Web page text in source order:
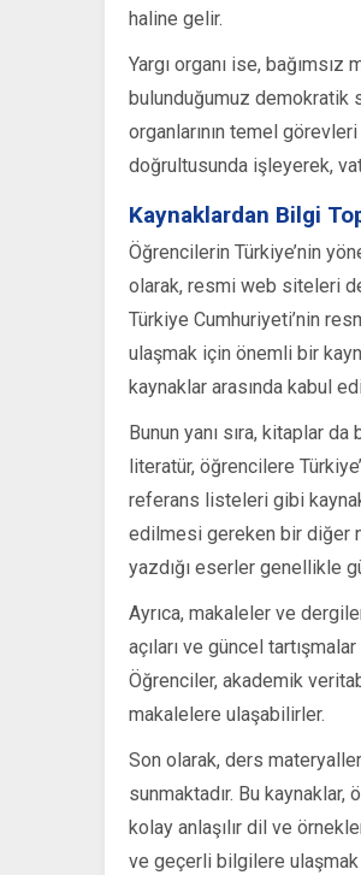
haline gelir.
Yargı organı ise,
bulunduğumuz demokratik
organlarının temel
doğrultusunda işleyerek,
Kaynaklardan Bilgi
Öğrencilerin Türkiye’nin
olarak, resmi web siteleri
Türkiye Cumhuriyeti’nin
ulaşmak için önemli bir
kaynaklar arasında kabul
Bunun yanı sıra, kitaplar
literatür, öğrencilere
referans listeleri gibi
edilmesi gereken bir diğer
yazdığı eserler genellikle
Ayrıca, makaleler ve
açıları ve güncel
Öğrenciler, akademik
makalelere ulaşabilirler.
Son olarak, ders
sunmaktadır. Bu
kolay anlaşılır dil ve
ve geçerli bilgilere ulaşmak